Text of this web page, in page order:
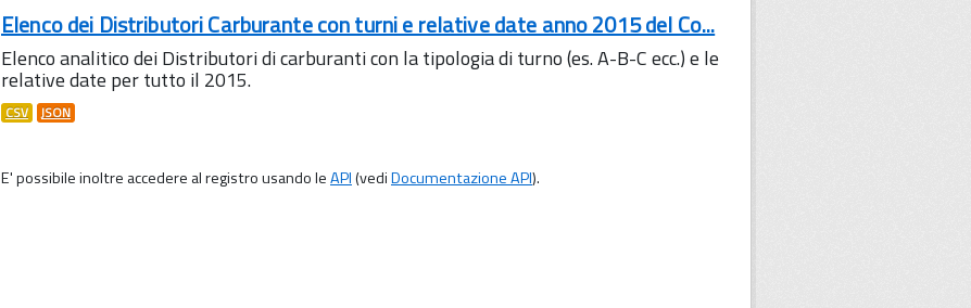
Elenco dei Distributori Carburante con turni e relative date anno 2015 del Co...
Elenco analitico dei Distributori di carburanti con la tipologia di turno (es. A-B-C ecc.) e le
relative date per tutto il 2015.
CSV JSON
E' possibile inoltre accedere al registro usando leAPI(vediDocumentazione API).